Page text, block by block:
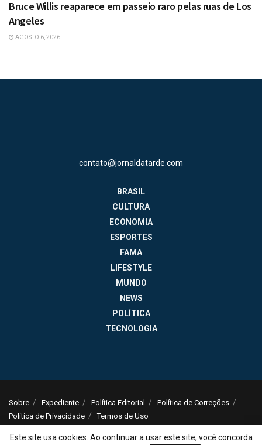
Bruce Willis reaparece em passeio raro pelas ruas de Los
Angeles
AGOSTO 6, 2026
contato@jornaldatarde.com
BRASIL
CULTURA
ECONOMIA
ESPORTES
FAMA
LIFESTYLE
MUNDO
NEWS
POLÍTICA
TECNOLOGIA
Sobre Expediente Política Editorial
Política de Correções
Política de Privacidade
Termos de Uso
© 2025 Jornal da Tarde
- Notícias do Brasil e do mundo - ISSN: 1516-294X -
Este site usa cookies. Ao continuar a usar este site, você concorda